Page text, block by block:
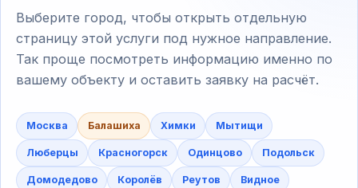
Выберите город, чтобы открыть отдельную
страницу этой услуги под нужное направление.
Так проще посмотреть информацию именно по
вашему объекту и оставить заявку на расчёт.
Москва Балашиха Химки Мытищи
Люберцы Красногорск Одинцово Подольск
Домодедово Королёв Реутов Видное